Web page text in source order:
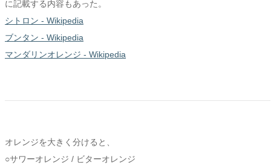
に記載する内容もあった。
シトロン - Wikipedia
ブンタン - Wikipedia
マンダリンオレンジ - Wikipedia
オレンジを大きく分けると、
○サワーオレンジ / ビターオレンジ